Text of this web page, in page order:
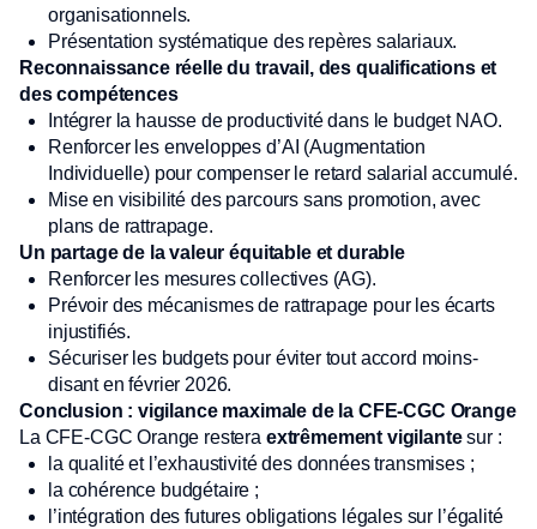
organisationnels.
Présentation systématique des repères salariaux.
Reconnaissance réelle du travail, des qualifications et
des compétences
Intégrer la hausse de productivité dans le budget NAO.
Renforcer les enveloppes d’AI (Augmentation
Individuelle) pour compenser le retard salarial accumulé.
Mise en visibilité des parcours sans promotion, avec
plans de rattrapage.
Un partage de la valeur équitable et durable
Renforcer les mesures collectives (AG).
Prévoir des mécanismes de rattrapage pour les écarts
injustifiés.
Sécuriser les budgets pour éviter tout accord moins-
disant en février 2026.
Conclusion : vigilance maximale de la CFE-CGC Orange
La CFE-CGC Orange restera extrêmement vigilantesur :
la qualité et l’exhaustivité des données transmises ;
la cohérence budgétaire ;
l’intégration des futures obligations légales sur l’égalité